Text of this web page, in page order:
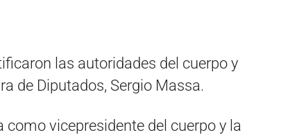
las autoridades del cuerpo y
de Diputados, Sergio Massa.
vicepresidente del cuerpo y la